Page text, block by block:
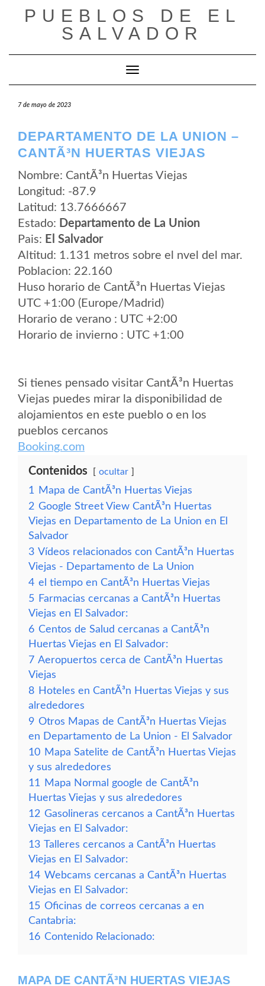
PUEBLOS DE EL
SALVADOR
Cambiar modo de navegación
7 de mayo de 2023
DEPARTAMENTO DE LA UNION –
CANTÃ³N HUERTAS VIEJAS
Nombre: CantÃ³n Huertas Viejas
Longitud: -87.9
Latitud: 13.7666667
Estado: Departamento de La Union
Pais: El Salvador
Altitud: 1.131 metros sobre el nvel del mar.
Poblacion: 22.160
Huso horario de CantÃ³n Huertas Viejas
UTC +1:00 (Europe/Madrid)
Horario de verano : UTC +2:00
Horario de invierno : UTC +1:00
Si tienes pensado visitar CantÃ³n Huertas
Viejas puedes mirar la disponibilidad de
alojamientos en este pueblo o en los
pueblos cercanos
Booking.com
Contenidos ocultar
1
Mapa de CantÃ³n Huertas Viejas
2 Google Street View CantÃ³n Huertas
Viejas en Departamento de La Union en El
Salvador
3 Vídeos relacionados con CantÃ³n Huertas
Viejas - Departamento de La Union
4 el tiempo en CantÃ³n Huertas Viejas
5 Farmacias cercanas a CantÃ³n Huertas
Viejas en El Salvador:
6 Centos de Salud cercanas a CantÃ³n
Huertas Viejas en El Salvador:
7 Aeropuertos cerca de CantÃ³n Huertas
Viejas
8 Hoteles en CantÃ³n Huertas Viejas y sus
alrededores
9 Otros Mapas de CantÃ³n Huertas Viejas
en Departamento de La Union - El Salvador
10 Mapa Satelite de CantÃ³n Huertas Viejas
y sus alrededores
11
Mapa Normal google de CantÃ³n
Huertas Viejas y sus alrededores
12 Gasolineras cercanos a CantÃ³n Huertas
Viejas en El Salvador:
13 Talleres cercanos a CantÃ³n Huertas
Viejas en El Salvador:
14 Webcams cercanas a CantÃ³n Huertas
Viejas en El Salvador:
15 Oficinas de correos cercanas a en
Cantabria:
16 Contenido Relacionado:
MAPA DE CANTÃ³N HUERTAS VIEJAS